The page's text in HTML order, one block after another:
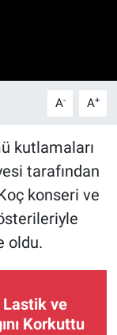
A- A+
kutlamaları
tarafından
konseri ve
oldu.
Lastik ve
Korkuttu